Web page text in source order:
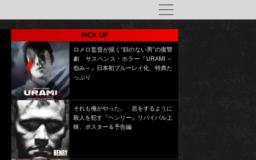
PICK UP
ロメロ監督が描く“顔のない男”の復讐
劇 サスペンス・ホラー『URAMI ～
怨み～』日本初ブルーレイ化、特典た
っぷり
それも俺がやった。 息をするように
殺人を犯す『ヘンリー』リバイバル上
映、ポスター＆予告編